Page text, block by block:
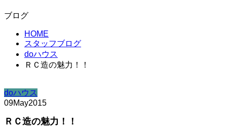
ブログ
HOME
スタッフブログ
doハウス
ＲＣ造の魅力！！
doハウス
09May2015
ＲＣ造の魅力！！